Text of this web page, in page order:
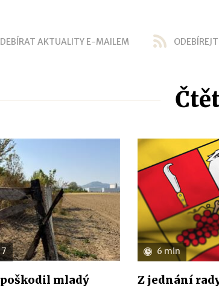
AKTUALITY E-MAILEM
7
mladý
6 min
Z jednání